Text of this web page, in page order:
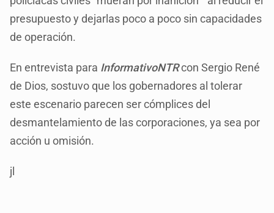
presupuesto y dejarlas poco a poco sin capacidades
de operación.
En entrevista para InformativoNTRcon Sergio René
de Dios, sostuvo que los gobernadores al tolerar
este escenario parecen ser cómplices del
desmantelamiento de las corporaciones, ya sea por
acción u omisión.
jl